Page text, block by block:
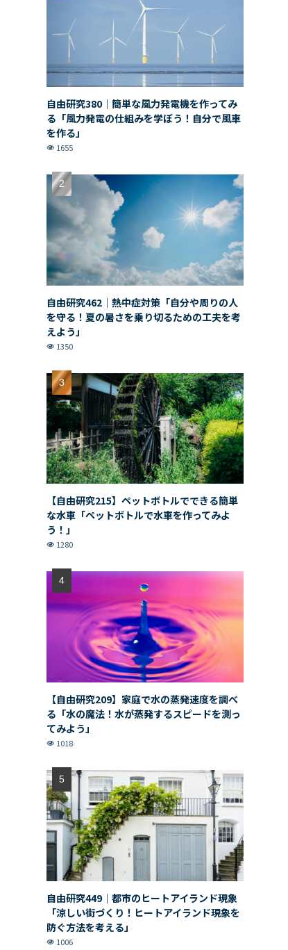
自由研究380｜簡単な風力発電機を作ってみ
る「風力発電の仕組みを学ぼう！自分で風車
を作る」
1655
自由研究462｜熱中症対策「自分や周りの人
を守る！夏の暑さを乗り切るための工夫を考
えよう」
1350
【自由研究215】ペットボトルでできる簡単
な水車「ペットボトルで水車を作ってみよ
う！」
1280
【自由研究209】家庭で水の蒸発速度を調べ
る「水の魔法！水が蒸発するスピードを測っ
てみよう」
1018
自由研究449｜都市のヒートアイランド現象
「涼しい街づくり！ヒートアイランド現象を
防ぐ方法を考える」
1006